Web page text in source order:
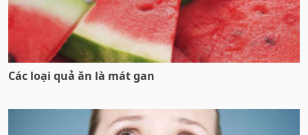
Các loại quả ăn là mát gan